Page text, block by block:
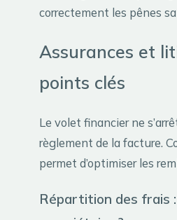
correctement les pênes
Assurances et
points clés
Le volet financier ne
règlement de la facture.
permet d’optimiser les
Répartition des frais